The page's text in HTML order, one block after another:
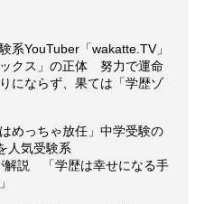
系YouTuber「wakatte.TV」
クス」の正体 努力で運命
にならず、果ては「学歴ゾ
めっちゃ放任」中学受験の
人気受験系
解説 「学歴は幸せになる手